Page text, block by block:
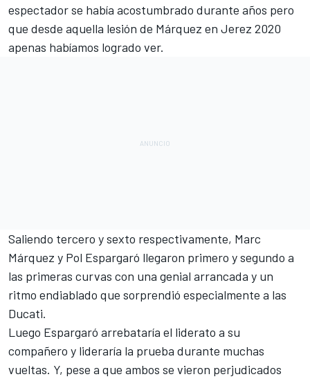
espectador se había acostumbrado durante años pero
que desde aquella lesión de Márquez en Jerez 2020
apenas habíamos logrado ver.
Saliendo tercero y sexto respectivamente, Marc
Márquez y Pol Espargaró llegaron primero y segundo a
las primeras curvas con una genial arrancada y un
ritmo endiablado que sorprendió especialmente a las
Ducati.
Luego Espargaró arrebataría el liderato a su
compañero y lideraría la prueba durante muchas
vueltas. Y, pese a que ambos se vieron perjudicados